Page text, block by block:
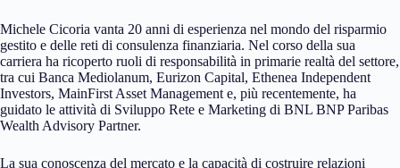
Michele Cicoria vanta 20 anni di esperienza nel mondo del risparmio
gestito e delle reti di consulenza finanziaria. Nel corso della sua
carriera ha ricoperto ruoli di responsabilità in primarie realtà del settore,
tra cui Banca Mediolanum, Eurizon Capital, Ethenea Independent
Investors, MainFirst Asset Management e, più recentemente, ha
guidato le attività di Sviluppo Rete e Marketing di BNL BNP Paribas
Wealth Advisory Partner.
La sua conoscenza del mercato e la capacità di costruire relazioni